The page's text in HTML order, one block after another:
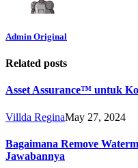
Admin Original
Related posts
Asset Assurance™ untuk
Villda ReginaMay 27, 2024
Bagaimana Remove
Jawabannya